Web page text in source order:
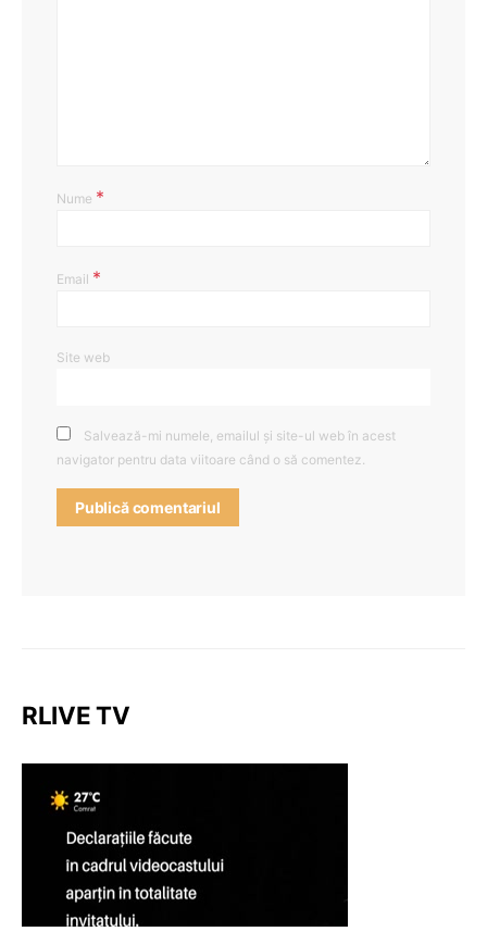
Nume *
Email *
Site web
Salvează-mi numele, emailul și site-ul web în acest
navigator pentru data viitoare când o să comentez.
RLIVE TV